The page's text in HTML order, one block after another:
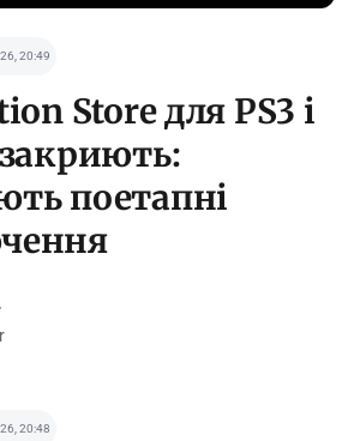
20:49
Store для PS3 і
поетапні
20:48